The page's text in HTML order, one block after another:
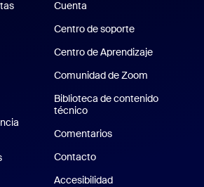
y precios
una demostración
experiencia de Zoom
Zoom for Startups
Cuenta
Centro de soporte
Centro de Aprendizaje
Comunidad de Zoom
Biblioteca de contenido
técnico
Comentarios
Contacto
Accesibilidad